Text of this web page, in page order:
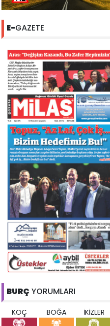
E-GAZETE
BURÇ YORUMLARI
KOÇ BOĞA İKİZLER